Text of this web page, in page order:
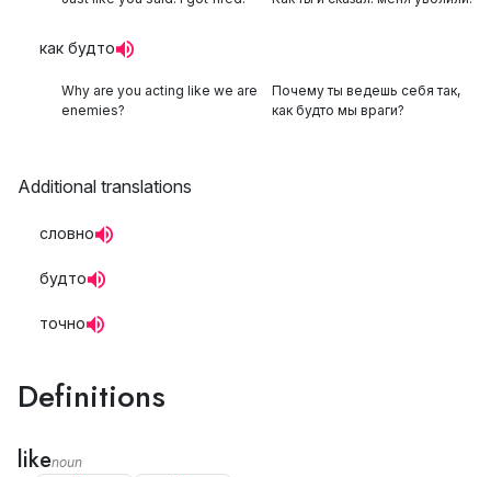
как будто
Why are you acting like we are
enemies?
Почему ты ведешь себя так,
как будто мы враги?
Additional translations
словно
будто
точно
Definitions
likenoun